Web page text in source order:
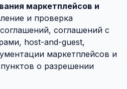
маркетплейсов и
и проверка
соглашений с
host-and-guest,
маркетплейсов и
о разрешении